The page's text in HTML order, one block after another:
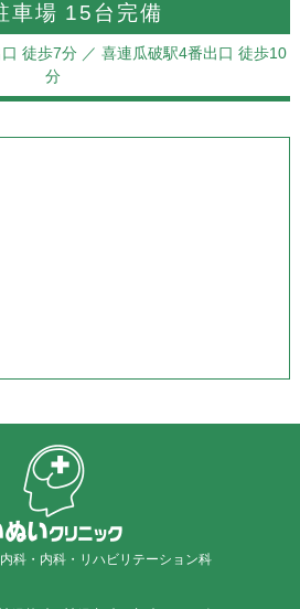
車場 15台完備
徒歩7分 ／ 喜連瓜破駅4番出口 徒歩10
分
科・内科・リハビリテーション科